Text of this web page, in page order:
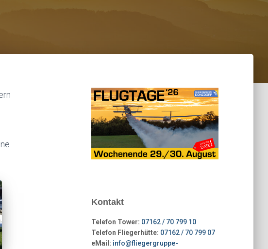
Kontakt
Telefon Tower: 07162 / 70 799 10
Telefon Fliegerhütte: 07162 / 70 799 07
eMail: info@fliegergruppe-